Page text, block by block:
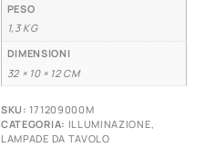
PESO
1,3 KG
DIMENSIONI
32 × 10 × 12 CM
SKU:171209000M
CATEGORIA: ILLUMINAZIONE,
LAMPADE DA TAVOLO